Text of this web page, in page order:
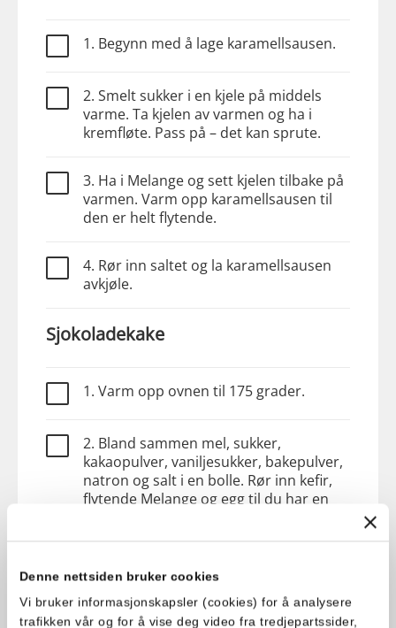
Denne nettsiden bruker cookies
Vi bruker informasjonskapsler (cookies) for å analysere
trafikken vår og for å vise deg video fra tredjepartssider,
1. Begynn med å lage karamellsausen.
2. Smelt sukker i en kjele på middels
varme. Ta kjelen av varmen og ha i
kremfløte. Pass på – det kan sprute.
3. Ha i Melange og sett kjelen tilbake på
varmen. Varm opp karamellsausen til
den er helt flytende.
4. Rør inn saltet og la karamellsausen
avkjøle.
Sjokoladekake
1. Varm opp ovnen til 175 grader.
2. Bland sammen mel, sukker,
kakaopulver, vaniljesukker, bakepulver,
natron og salt i en bolle. Rør inn kefir,
flytende Melange og egg til du har en
røren i de 3 formene.